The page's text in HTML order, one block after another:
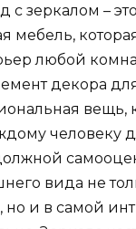
с зеркалом – это
мебель,
любой
декора
вещь,
человеку
вида не
но и в самой